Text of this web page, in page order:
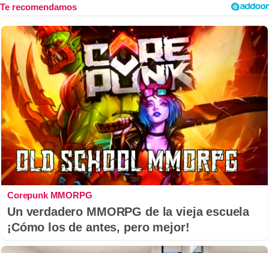
Corepunk MMORPG
Un verdadero MMORPG de la vieja escuela
¡Cómo los de antes, pero mejor!